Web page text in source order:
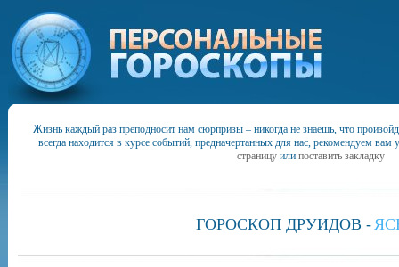
Жизнь каждый раз преподносит нам сюрпризы – никогда не знаешь, что
всегда находится в курсе событий, предначертанных для нас, рекомендуем вам
страницу или поставить закладку
ГОРОСКОП ДРУИДОВ -